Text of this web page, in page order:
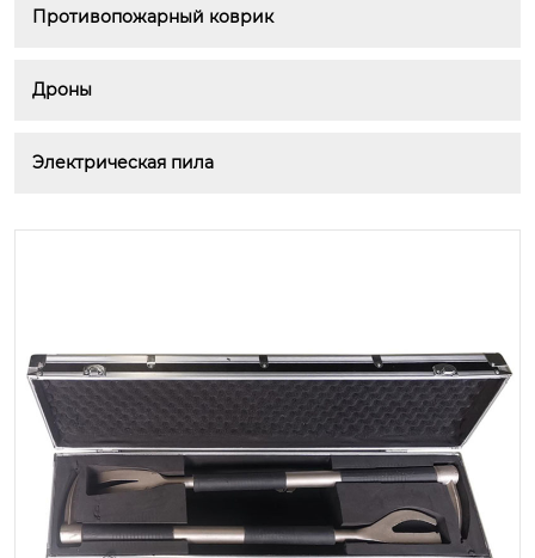
Противопожарный коврик
Дроны
Электрическая пила